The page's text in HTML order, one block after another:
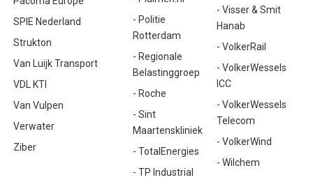
SPIE Nederland
Strukton
Van Luijk Transport
VDL KTI
Van Vulpen
Verwater
Ziber
- Politie
Rotterdam
- Regionale
Belastinggroep
- Roche
- Sint
Maartenskliniek
- TotalEnergies
- TP Industrial
- Visser & Smit
Hanab
- VolkerRail
- VolkerWessels
ICC
- VolkerWessels
Telecom
- VolkerWind
- Wilchem